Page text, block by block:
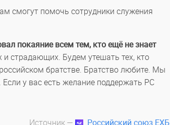
смогут помочь сотрудники служения
покаяние всем тем, кто ещё не знает
страдающих. Будем утешать тех, кто
братстве. Братство любите. Мы
у вас есть желание поддержать РС
Источник — Российский союз ЕХБ